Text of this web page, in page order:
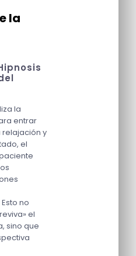
la
la
entrar
y
el
no
el
sino que